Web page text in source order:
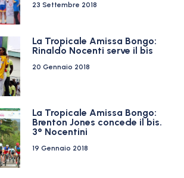
23 Settembre 2018
La Tropicale Amissa Bongo:
Rinaldo Nocenti serve il bis
20 Gennaio 2018
La Tropicale Amissa Bongo:
Brenton Jones concede il bis.
3° Nocentini
19 Gennaio 2018